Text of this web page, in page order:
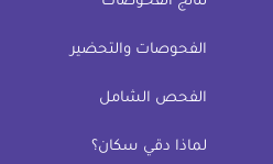
الفحوصات والتحضير
الفحص الشامل
لماذا دقي سكان؟